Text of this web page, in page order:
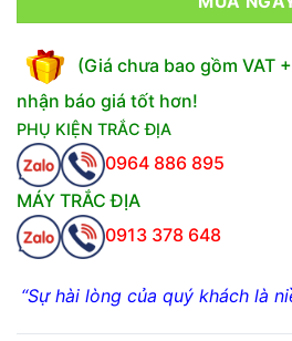
(Giá chưa bao gồm VAT
nhận báo giá tốt hơn!
PHỤ KIỆN TRẮC ĐỊA
0964 886 895
MÁY TRẮC ĐỊA
0913 378 648
“Sự hài lòng của quý khách là